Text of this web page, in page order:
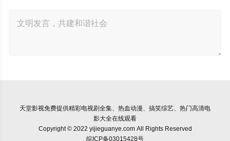
天堂影视免费提供精彩电视剧全集、热血动漫、搞笑综艺、热门高清电
影大全在线观看
Copyright © 2022 yijieguanye.com All Rights Reserved
皖ICP备03015428号